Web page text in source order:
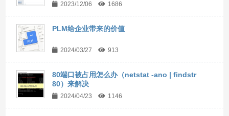
2023/12/06 1686
PLM给企业带来的价值
2024/03/27 913
80端口被占用怎么办（netstat -ano | findstr
80）来解决
2024/04/23 1146